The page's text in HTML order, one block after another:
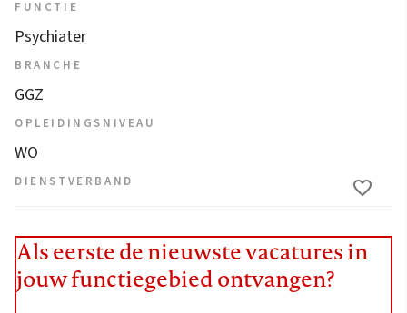
FUNCTIE
Psychiater
BRANCHE
GGZ
OPLEIDINGSNIVEAU
WO
DIENSTVERBAND
Als eerste de nieuwste vacatures in
jouw functiegebied ontvangen?